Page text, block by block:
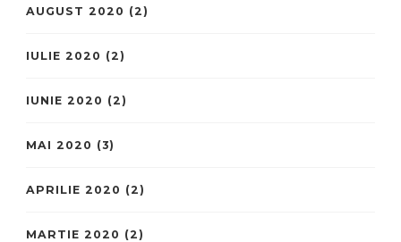
AUGUST 2020 (2)
IULIE 2020 (2)
IUNIE 2020 (2)
MAI 2020 (3)
APRILIE 2020 (2)
MARTIE 2020 (2)